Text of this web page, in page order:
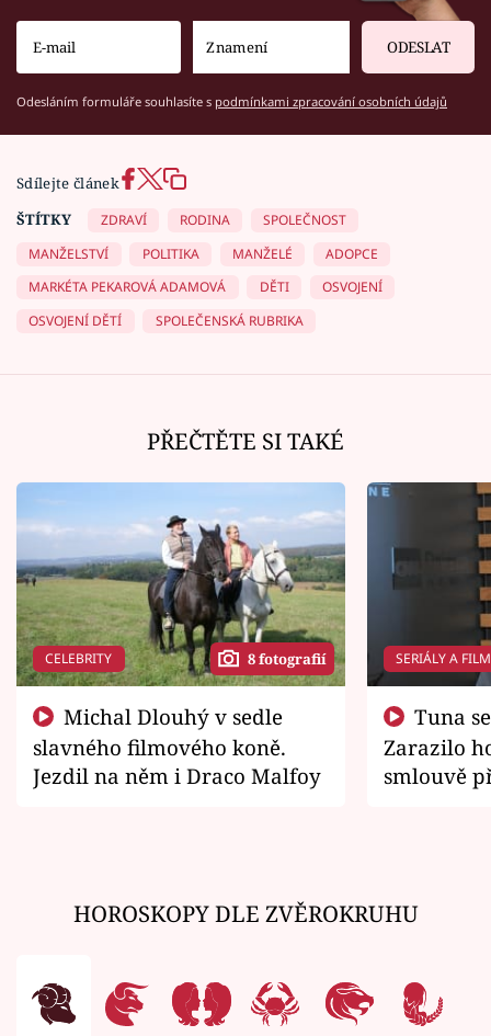
ODESLAT
Odesláním formuláře souhlasíte s podmínkami zpracování osobních údajů
Sdílejte článek
ŠTÍTKY
ZDRAVÍ RODINA
SPOLEČNOST
MANŽELSTVÍ
POLITIKA MANŽELÉ
ADOPCE
MARKÉTA PEKAROVÁ ADAMOVÁ
DĚTI
OSVOJENÍ
OSVOJENÍ DĚTÍ
SPOLEČENSKÁ RUBRIKA
PŘEČTĚTE SI TAKÉ
CELEBRITY 8 fotografií
slavného filmového koně.
Jezdil na něm i Draco Malfoy
SERIÁLY A
Zarazilo
smlouvě
HOROSKOPY DLE ZVĚROKRUHU